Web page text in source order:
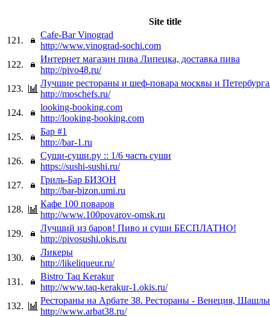
Site title
121.
Cafe-Bar Vinograd
http://www.vinograd-sochi.com
122.
Интернет магазин пива Липецка, доставка пива
http://pivo48.ru/
123.
Лучшие рестораны и шеф-повара москвы и
http://moschefs.ru/
124.
looking-booking.com
http://looking-booking.com
125.
Бар #1
http://bar-1.ru
126.
Суши-суши.ру :: 1/6 часть суши
https://sushi-sushi.ru/
127.
Гриль-Бар БИЗОН
http://bar-bizon.umi.ru
128.
Кафе 100 поваров
http://www.100povarov-omsk.ru
129.
Лучший из баров! Пиво и суши БЕСПЛАТНО!
http://pivosushi.okis.ru
130.
Ликеры
http://likeliqueur.ru/
131.
Bistro Taq Kerakur
http://www.taq-kerakur-1.okis.ru/
132.
Рестораны на Арбате 38. Рестораны - Венеция,
http://www.arbat38.ru/